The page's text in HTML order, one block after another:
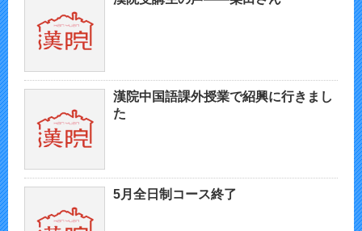
漢院中国語課外授業で紹興に行きまし
た
5月全日制コース終了